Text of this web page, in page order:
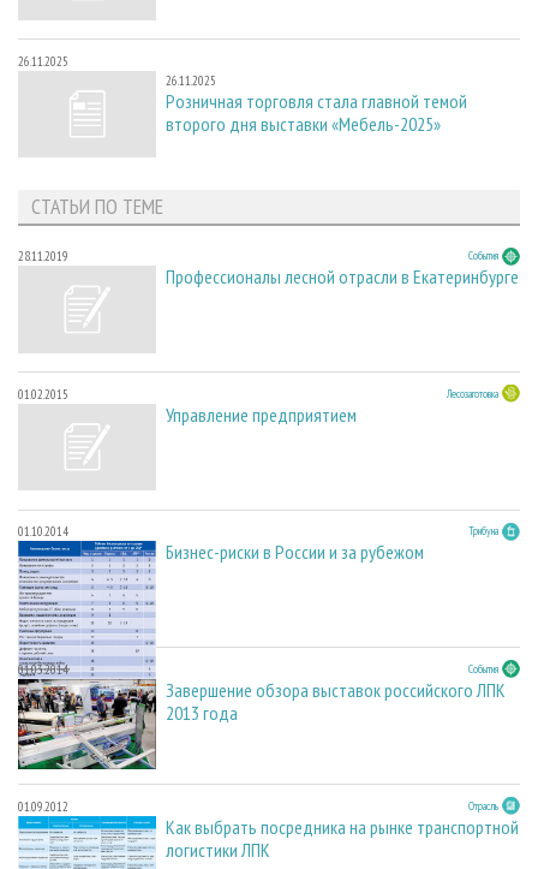
26.11.2025
26.11.2025
Розничная торговля стала главной темой
второго дня выставки «Мебель-2025»
СТАТЬИ ПО ТЕМЕ
28.11.2019 События
Профессионалы лесной отрасли в Екатеринбурге
01.02.2015 Лесозаготовка
Управление предприятием
01.10.2014 Трибуна
Бизнес-риски в России и за рубежом
01.03.2014 События
Завершение обзора выставок российского ЛПК
2013 года
01.09.2012 Отрасль
Как выбрать посредника на рынке транспортной
логистики ЛПК